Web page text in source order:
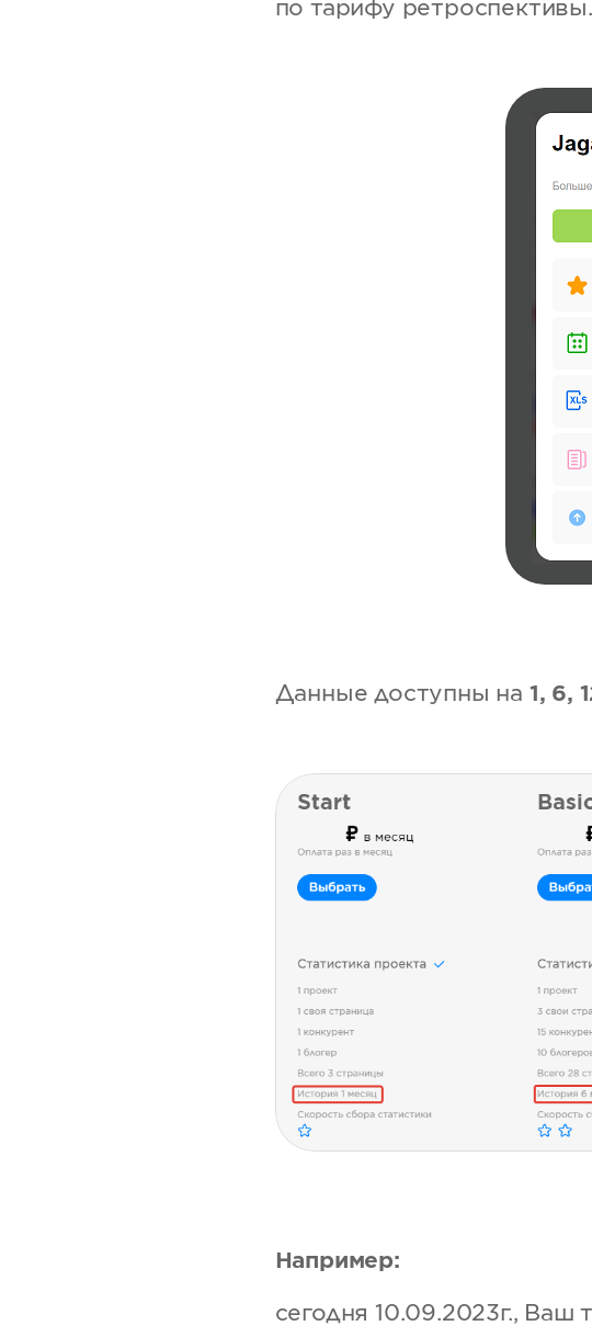
по тарифу ретроспективы.
Данные доступны на 1, 6,
Например:
сегодня 10.09.2023г., Ваш